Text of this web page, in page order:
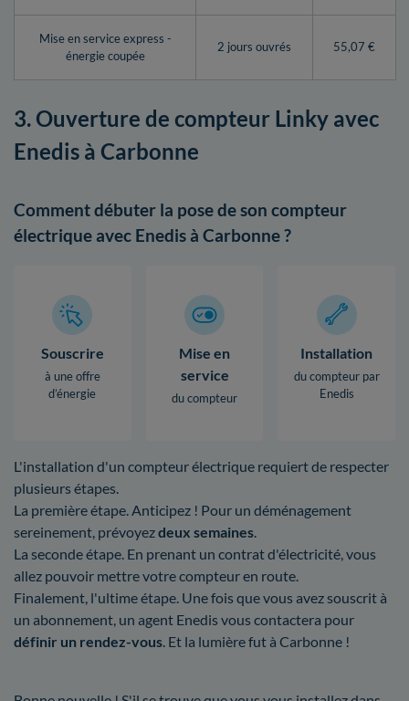
Mise en service express -
énergie coupée
2 jours ouvrés 55,07 €
3. Ouverture de compteur Linky avec
Enedis à Carbonne
Comment débuter la pose de son compteur
électrique avec Enedis à Carbonne ?
Souscrire
à une offre
d’énergie
Mise en
service
du compteur
Installation
du compteur par
Enedis
L'installation d'un compteur électrique requiert de respecter
plusieurs étapes.
La première étape. Anticipez ! Pour un déménagement
sereinement, prévoyezdeux semaines.
La seconde étape. En prenant un contrat d'électricité, vous
allez pouvoir mettre votre compteur en route.
Finalement, l'ultime étape. Une fois que vous avez souscrit à
un abonnement, un agent Enedis vous contactera pour
définir un rendez-vous. Et la lumière fut à Carbonne !